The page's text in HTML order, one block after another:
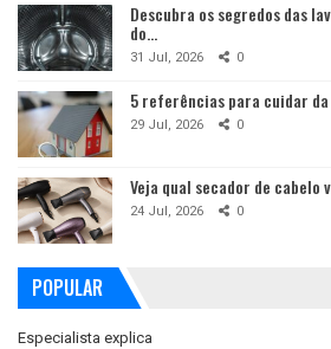
Descubra os segredos das
do…
31 Jul, 2026 0
5 referências para cuidar
29 Jul, 2026 0
Veja qual secador de cabelo
24 Jul, 2026 0
POPULAR
Especialista explica